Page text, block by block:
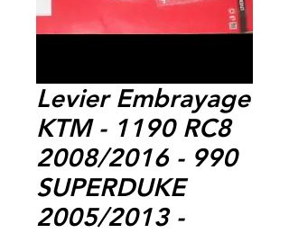
Levier Embrayage
KTM - 1190 RC8
2008/2016 - 990
SUPERDUKE
2005/2013 -